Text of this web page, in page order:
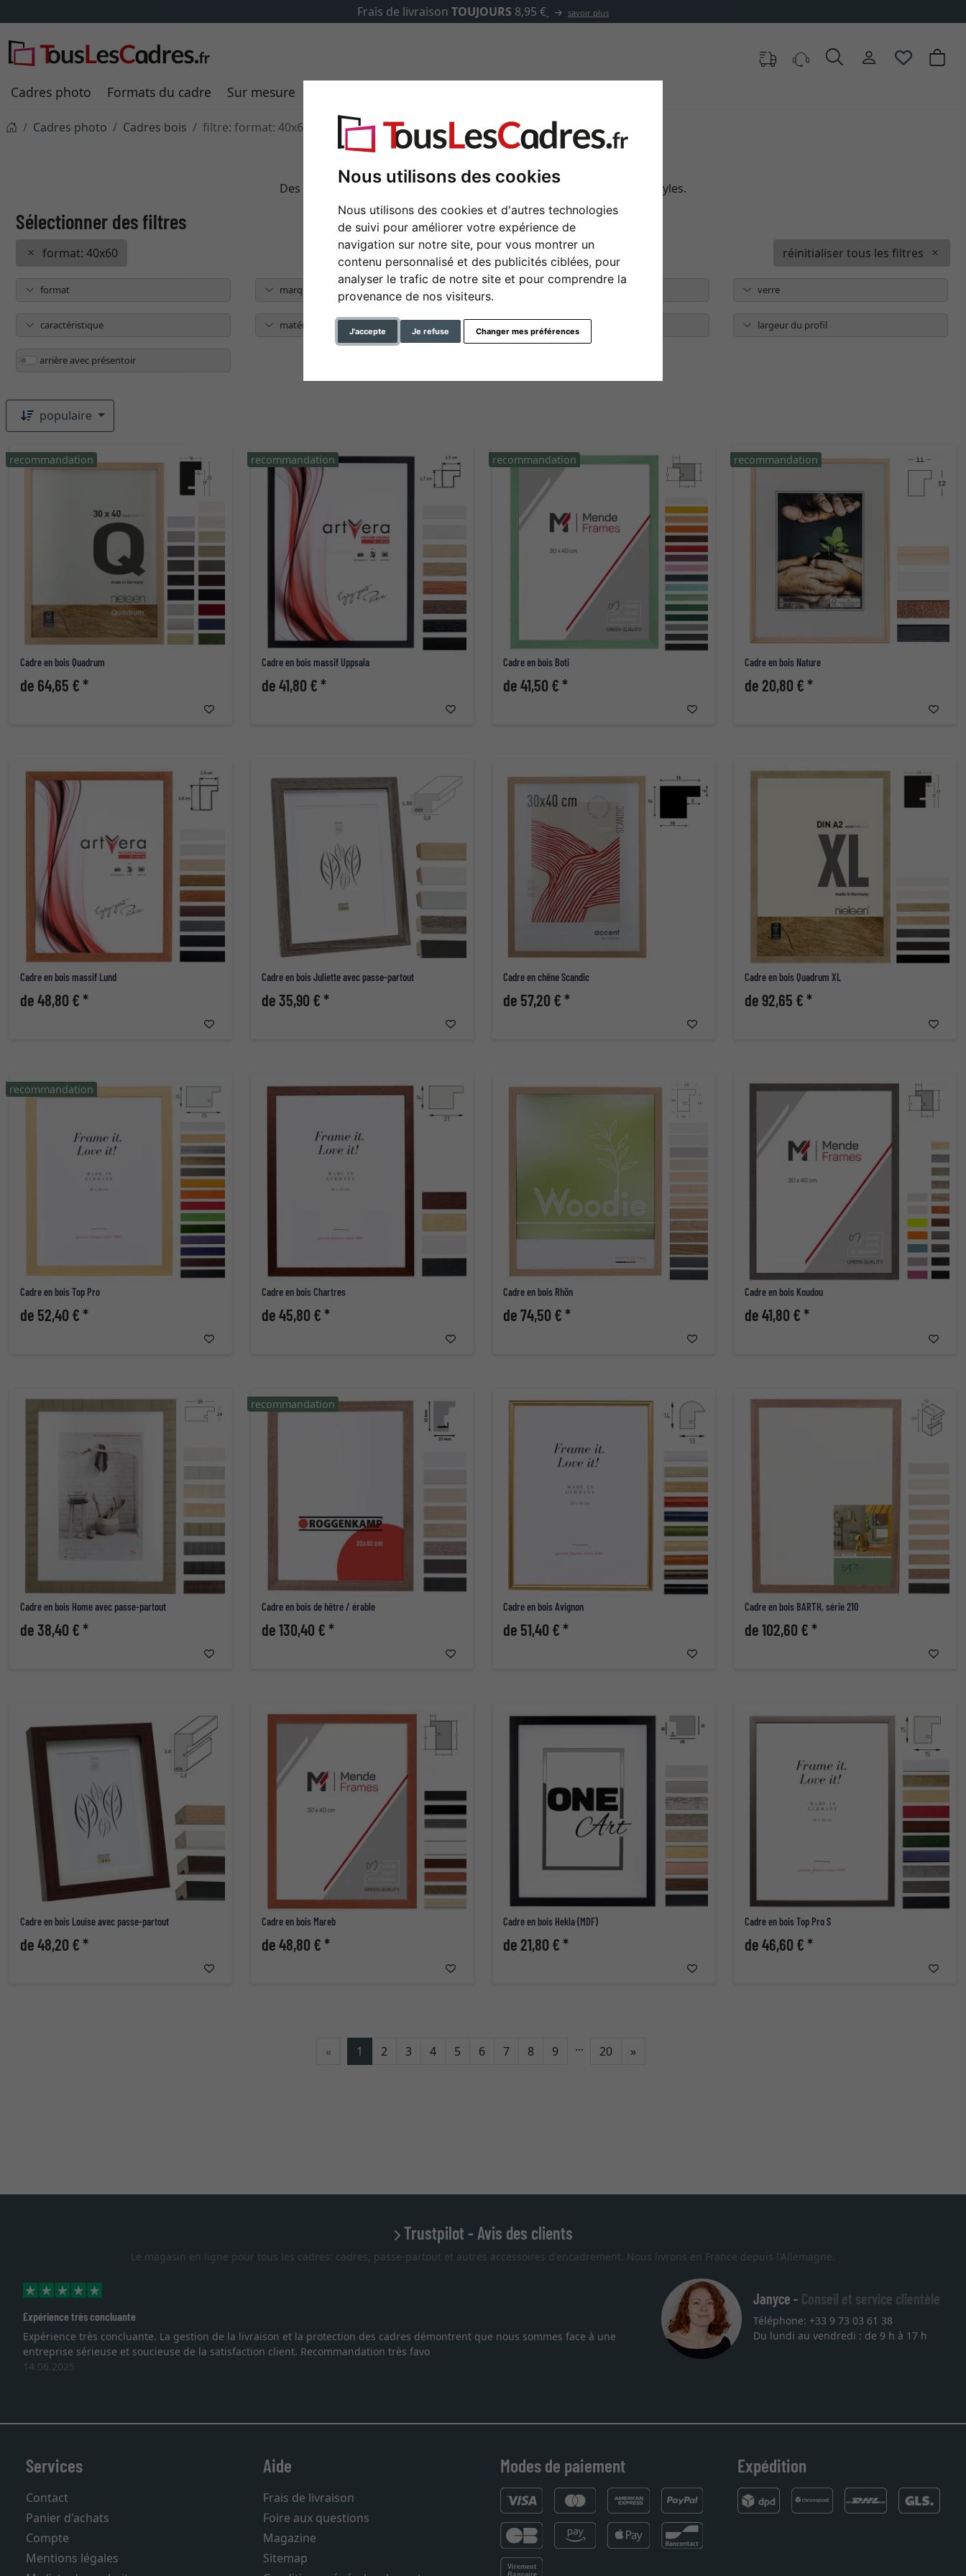
Nous utilisons des cookies
Nous utilisons des cookies et d'autres technologies
de suivi pour améliorer votre expérience de
navigation sur notre site, pour vous montrer un
contenu personnalisé et des publicités ciblées, pour
analyser le trafic de notre site et pour comprendre la
provenance de nos visiteurs.
J'accepte Je refuse Changer mes préférences
✓500 000 articles au choix
Cadres photo Formats du cadre Sur mesure
Cadres photo Cadres bois filtre: format: 40x60
Des cadres photo en bois dans de nombreuses couleurs, formats et styles.
réinitialiser tous les filtres
format: 40x60
format marque couleur verre
caractéristique matériau hauteur du profil largeur du profil
arrière avec présentoir
populaire
Cadre en bois Quadrum
de 64,65 € *
recommandation
Cadre en bois massif Uppsala
de 41,80 € *
recommandation
Cadre en bois Boti
de 41,50 € *
recommandation
Cadre en bois Nature
de 20,80 € *
recommandation
Cadre en bois massif Lund
de 48,80 € *
Cadre en bois Juliette avec passe-partout
de 35,90 € *
Cadre en chêne Scandic
de 57,20 € *
Cadre en bois Quadrum XL
de 92,65 € *
Cadre en bois Top Pro
de 52,40 € *
recommandation
Cadre en bois Chartres
de 45,80 € *
Cadre en bois Rhön
de 74,50 € *
Cadre en bois Koudou
de 41,80 € *
Cadre en bois Home avec passe-partout
de 38,40 € *
Cadre en bois de hêtre / érable
de 130,40 € *
recommandation
Cadre en bois Avignon
de 51,40 € *
Cadre en bois BARTH, série 210
de 102,60 € *
Cadre en bois Louise avec passe-partout
de 48,20 € *
Cadre en bois Mareb
de 48,80 € *
Cadre en bois Hekla (MDF)
de 21,80 € *
Cadre en bois Top Pro S
de 46,60 € *
« 1 2 3 4 5 6 7 8 9 ... 20 »Continuer
Trustpilot - Avis des clients
Le magasin en ligne pour tous les cadres: cadres, passe-partout et autres accessoires d'encadrement. Nous livrons en France depuis l'Allemagne.
Excellent
Je recherchais un cadre sur mesure pour une lithographie, je suis tombée sur ce site. Le choix et la qualité sont au rendez
vous. Emballage professionnel, service et livraison dans les temps. J'espère revenir pour une autre commande. Merci.
27.05.2025
Janyce - Conseil et service clientèle
Téléphone: +33 9 73 03 61 38
Du lundi au vendredi : de 9 h à 17 h
Services
Contact
Panier d'achats
Compte
Mentions légales
Aide
Frais de livraison
Foire aux questions
Magazine
Sitemap
Modes de paiement Expédition